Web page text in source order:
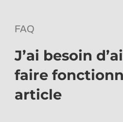
IDEES CADEAUX
Guides
FAQ
J’ai besoin
faire
article